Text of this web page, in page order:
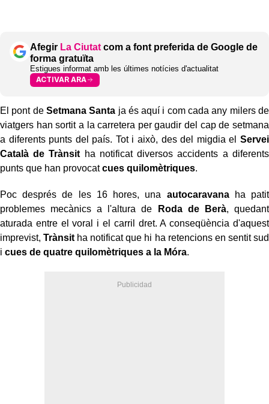
Afegir La Ciutat com a font preferida de Google de
forma gratuïta
Estigues informat amb les últimes notícies d'actualitat
ACTIVAR ARA
El pont de Setmana Santa ja és aquí i com cada any milers de
viatgers han sortit a la carretera per gaudir del cap de setmana
a diferents punts del país. Tot i això, des del migdia el Servei
Català de Trànsit ha notificat diversos accidents a diferents
punts que han provocatcues quilomètriques.
Poc després de les 16 hores, una autocaravanaha patit
problemes mecànics a l'altura de
Roda de Berà, quedant
aturada entre el voral i el carril dret. A conseqüència d'aquest
imprevist,Trànsit ha notificat que hi ha retencions en sentit sud
i cues de quatre quilomètriques a la Móra.